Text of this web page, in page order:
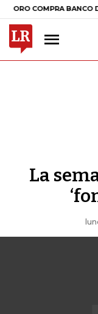
COMPRA BANCO DE LA
La